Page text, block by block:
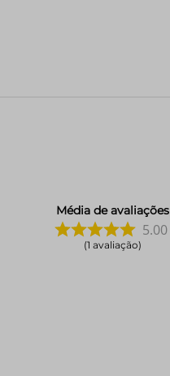
Média de avaliações
5.00
1 avaliação